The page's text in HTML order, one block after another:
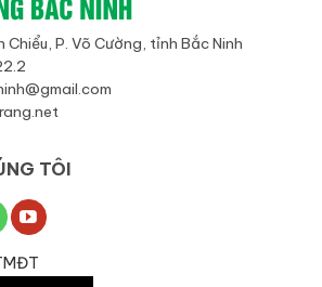
P. Võ Cường, tỉnh Bắc Ninh
TÔI